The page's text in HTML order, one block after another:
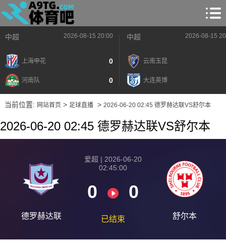
中超 2026-08-15 20:00
上海申花 0
河南队 0
中超 2026-08-15
云南玉昆
大连英博
当前位置: 网站首页> 足球直播> 2026-06-20 02:45 德罗赫达联VS舒尔本
2026-06-20 02:45 德罗赫达联VS舒尔本
德罗赫达联
爱超 | 2026-06-20
02:45:00
0 0
已结束 舒尔本